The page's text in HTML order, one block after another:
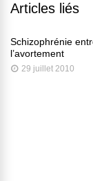
Articles liés
Schizophrénie
l’avortement
29 juillet 2010